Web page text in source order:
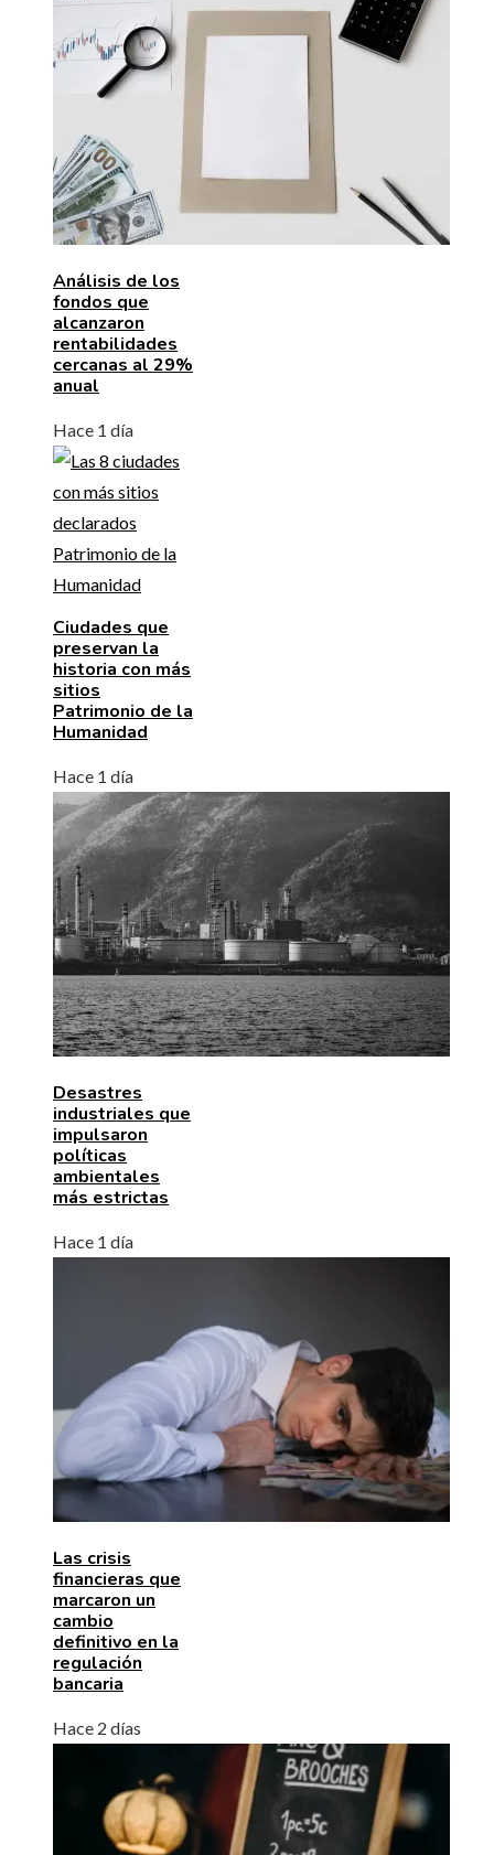
Análisis de los
fondos que
alcanzaron
rentabilidades
cercanas al 29%
anual
Hace 1 día
Ciudades que
preservan la
historia con más
sitios
Patrimonio de la
Humanidad
Hace 1 día
Desastres
industriales que
impulsaron
políticas
ambientales
más estrictas
Hace 1 día
Las crisis
financieras que
marcaron un
cambio
definitivo en la
regulación
bancaria
Hace 2 días